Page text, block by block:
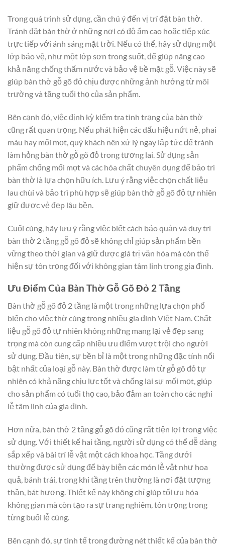
Trong quá trình sử dụng, cần chú ý đến vị trí đặt bàn thờ.
Tránh đặt bàn thờ ở những nơi có độ ẩm cao hoặc tiếp xúc
trực tiếp với ánh sáng mặt trời. Nếu có thể, hãy sử dụng một
lớp bảo vệ, như một lớp sơn trong suốt, để giúp nâng cao
khả năng chống thấm nước và bảo vệ bề mặt gỗ. Việc này sẽ
giúp bàn thờ gỗ gõ đỏ chịu được những ảnh hưởng từ môi
trường và tăng tuổi thọ của sản phẩm.
Bên cạnh đó, việc định kỳ kiểm tra tình trạng của bàn thờ
cũng rất quan trọng. Nếu phát hiện các dấu hiệu nứt nẻ, phai
màu hay mối mọt, quý khách nên xử lý ngay lập tức để tránh
làm hỏng bàn thờ gỗ gõ đỏ trong tương lai. Sử dụng sản
phẩm chống mối mọt và các hóa chất chuyên dụng để bảo trì
bàn thờ là lựa chọn hữu ích. Lưu ý rằng việc chọn chất liệu
lau chùi và bảo trì phù hợp sẽ giúp bàn thờ gỗ gõ đỏ tự nhiên
giữ được vẻ đẹp lâu bền.
Cuối cùng, hãy lưu ý rằng việc biết cách bảo quản và duy trì
bàn thờ 2 tầng gỗ gõ đỏ sẽ không chỉ giúp sản phẩm bền
vững theo thời gian và giữ được giá trị văn hóa mà còn thể
hiện sự tôn trọng đối với không gian tâm linh trong gia đình.
Ưu Điểm Của Bàn Thờ Gỗ Gõ Đỏ 2 Tầng
Bàn thờ gỗ gõ đỏ 2 tầng là một trong những lựa chọn phổ
biến cho việc thờ cúng trong nhiều gia đình Việt Nam. Chất
liệu gỗ gõ đỏ tự nhiên không những mang lại vẻ đẹp sang
trọng mà còn cung cấp nhiều ưu điểm vượt trội cho người
sử dụng. Đầu tiên, sự bền bỉ là một trong những đặc tính nổi
bật nhất của loại gỗ này. Bàn thờ được làm từ gỗ gõ đỏ tự
nhiên có khả năng chịu lực tốt và chống lại sự mối mọt, giúp
cho sản phẩm có tuổi thọ cao, bảo đảm an toàn cho các nghi
lễ tâm linh của gia đình.
Hơn nữa, bàn thờ 2 tầng gỗ gõ đỏ cũng rất tiện lợi trong việc
sử dụng. Với thiết kế hai tầng, người sử dụng có thể dễ dàng
sắp xếp và bài trí lễ vật một cách khoa học. Tầng dưới
thường được sử dụng để bày biện các món lễ vật như hoa
quả, bánh trái, trong khi tầng trên thường là nơi đặt tượng
thần, bát hương. Thiết kế này không chỉ giúp tối ưu hóa
không gian mà còn tạo ra sự trang nghiêm, tôn trọng trong
từng buổi lễ cúng.
Bên cạnh đó, sự tinh tế trong đường nét thiết kế của bàn thờ